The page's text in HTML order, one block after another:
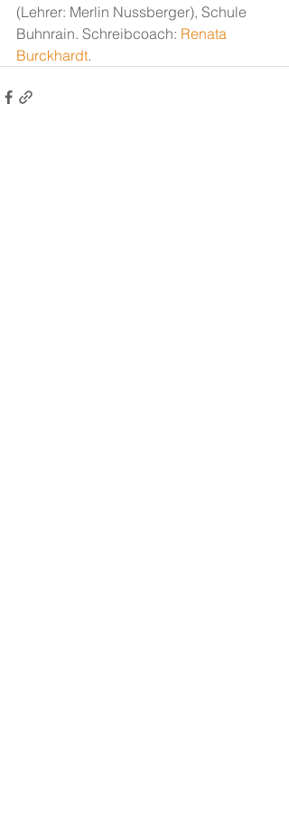
(Lehrer: Merlin Nussberger), Schule
Buhnrain. Schreibcoach: Renata
Burckhardt.